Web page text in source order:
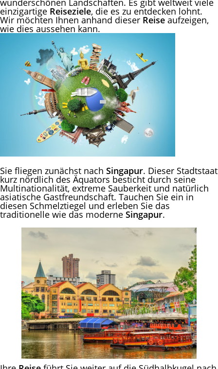
wunderschönen Landschaften. Es gibt weltweit viele
einzigartige Reiseziele, die es zu entdecken lohnt.
Wir möchten Ihnen anhand dieser Reise aufzeigen,
wie dies aussehen kann.
Sie fliegen zunächst nach Singapur. Dieser Stadtstaat
kurz nördlich des Äquators besticht durch seine
Multinationalität, extreme Sauberkeit und natürlich
asiatische Gastfreundschaft. Tauchen Sie ein in
diesen Schmelztiegel und erleben Sie das
traditionelle wie das moderne Singapur.